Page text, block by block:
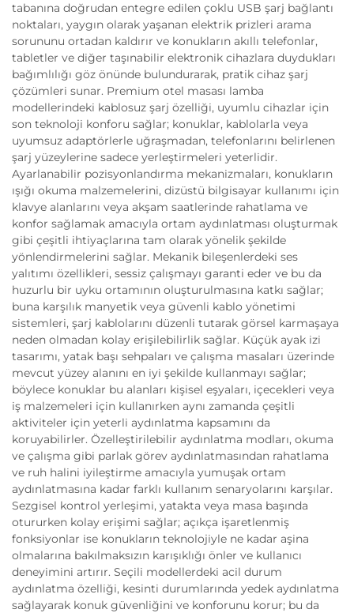
tabanına doğrudan entegre edilen çoklu USB şarj bağlantı
noktaları, yaygın olarak yaşanan elektrik prizleri arama
sorununu ortadan kaldırır ve konukların akıllı telefonlar,
tabletler ve diğer taşınabilir elektronik cihazlara duydukları
bağımlılığı göz önünde bulundurarak, pratik cihaz şarj
çözümleri sunar. Premium otel masası lamba
modellerindeki kablosuz şarj özelliği, uyumlu cihazlar için
son teknoloji konforu sağlar; konuklar, kablolarla veya
uyumsuz adaptörlerle uğraşmadan, telefonlarını belirlenen
şarj yüzeylerine sadece yerleştirmeleri yeterlidir.
Ayarlanabilir pozisyonlandırma mekanizmaları, konukların
ışığı okuma malzemelerini, dizüstü bilgisayar kullanımı için
klavye alanlarını veya akşam saatlerinde rahatlama ve
konfor sağlamak amacıyla ortam aydınlatması oluşturmak
gibi çeşitli ihtiyaçlarına tam olarak yönelik şekilde
yönlendirmelerini sağlar. Mekanik bileşenlerdeki ses
yalıtımı özellikleri, sessiz çalışmayı garanti eder ve bu da
huzurlu bir uyku ortamının oluşturulmasına katkı sağlar;
buna karşılık manyetik veya güvenli kablo yönetimi
sistemleri, şarj kablolarını düzenli tutarak görsel karmaşaya
neden olmadan kolay erişilebilirlik sağlar. Küçük ayak izi
tasarımı, yatak başı sehpaları ve çalışma masaları üzerinde
mevcut yüzey alanını en iyi şekilde kullanmayı sağlar;
böylece konuklar bu alanları kişisel eşyaları, içecekleri veya
iş malzemeleri için kullanırken aynı zamanda çeşitli
aktiviteler için yeterli aydınlatma kapsamını da
koruyabilirler. Özelleştirilebilir aydınlatma modları, okuma
ve çalışma gibi parlak görev aydınlatmasından rahatlama
ve ruh halini iyileştirme amacıyla yumuşak ortam
aydınlatmasına kadar farklı kullanım senaryolarını karşılar.
Sezgisel kontrol yerleşimi, yatakta veya masa başında
otururken kolay erişimi sağlar; açıkça işaretlenmiş
fonksiyonlar ise konukların teknolojiyle ne kadar aşina
olmalarına bakılmaksızın karışıklığı önler ve kullanıcı
deneyimini artırır. Seçili modellerdeki acil durum
aydınlatma özelliği, kesinti durumlarında yedek aydınlatma
sağlayarak konuk güvenliğini ve konforunu korur; bu da